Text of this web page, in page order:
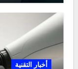
أخبار التقنية